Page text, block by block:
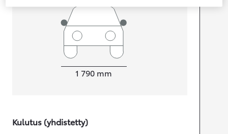
Leveys
1 790 mm
Kulutus (yhdistetty)